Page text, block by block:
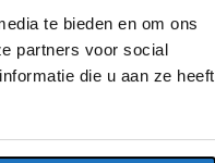
te bieden en om ons
partners voor social
die u aan ze heeft